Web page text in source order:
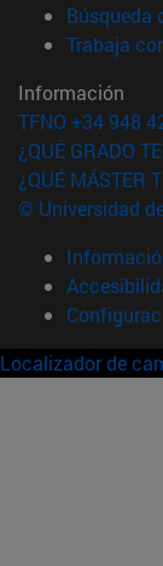
Búsqueda
Trabaja
Información
TFNO +34 948
¿QUÉ GRADO
¿QUÉ MÁSTER
© Universidad
Localizador de